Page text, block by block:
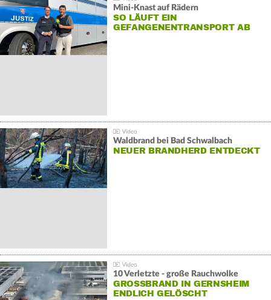
Mini-Knast auf Rädern
SO LÄUFT EIN
GEFANGENENTRANSPORT AB
Waldbrand bei Bad Schwalbach
NEUER BRANDHERD ENTDECKT
10 Verletzte - große Rauchwolke
GROSSBRAND IN GERNSHEIM E
NDLICH GELÖSCHT